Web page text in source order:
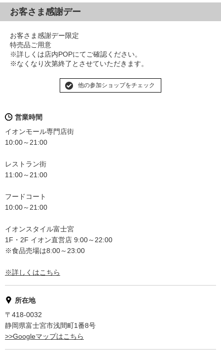
お客さま感謝デー
お客さま感謝デー限定
特売品ご用意
※詳しくは店内POPにてご確認ください。
※なくなり次第終了とさせていただきます。
他の参加ショップをチェック
営業時間
イオンモール専門店街
10:00～21:00
レストラン街
11:00～21:00
フードコート
10:00～21:00
イオンスタイル富士宮
1F・2F イオン直営店 9:00～22:00
※食品売場は8:00～23:00
※詳しくはこちら
所在地
〒418-0032
静岡県富士宮市浅間町1番8号
>>Googleマップはこちら